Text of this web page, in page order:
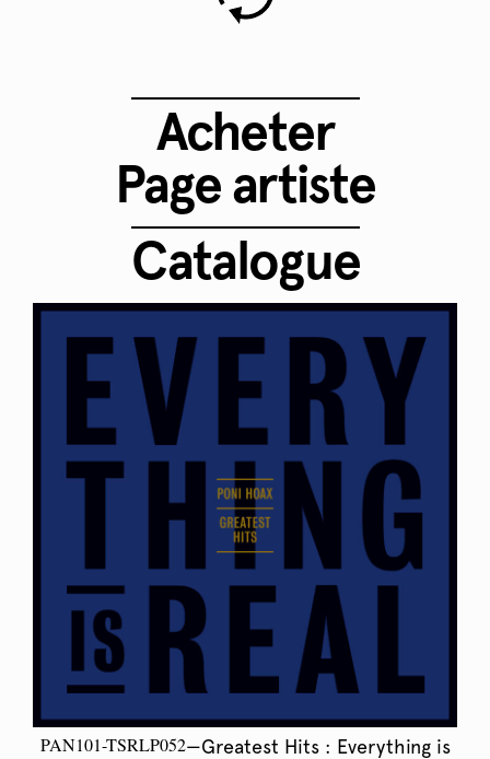
Acheter
Page artiste
Catalogue
PAN101-TSRLP052—Greatest Hits : Everything is